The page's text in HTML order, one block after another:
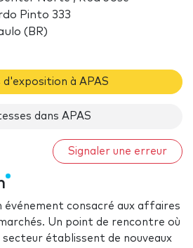
Pinto 333
(BR)
d'exposition à APAS
dans APAS
Signaler une erreur
événement consacré aux affaires
Un point de rencontre où
secteur établissent de nouveaux